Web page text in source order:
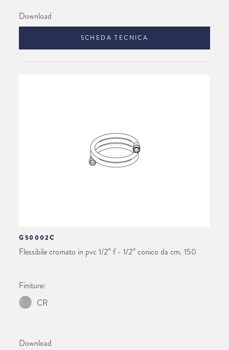
Download
SCHEDA TECNICA
G50002C
Flessibile cromato in pvc 1/2” f - 1/2” conico da cm. 150
Finiture:
CR
Download